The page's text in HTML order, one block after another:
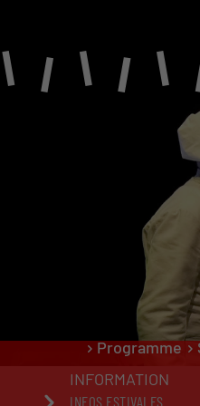
PROGRAMME
Saison 2026-
Le Carré Baladin
Sociétés
INFORMATION
INFOS ESTIVALES
Programme